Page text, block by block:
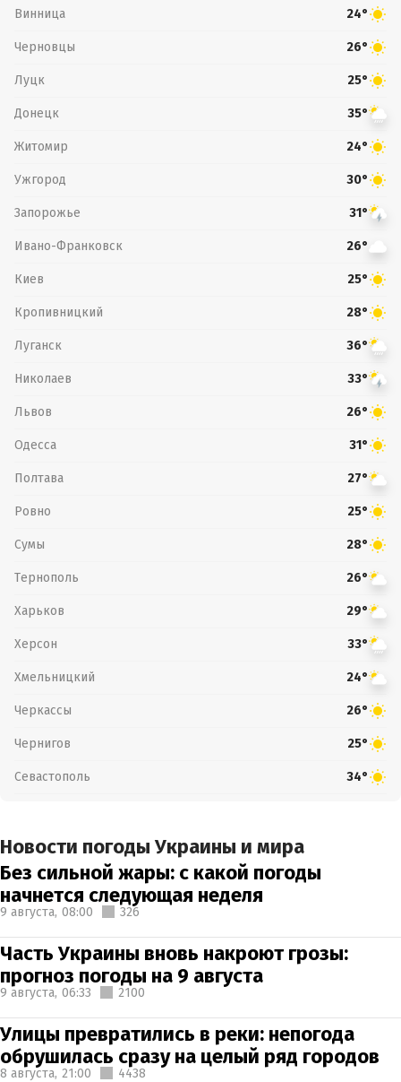
Винница 24°
Черновцы 26°
Луцк 25°
Донецк 35°
Житомир 24°
Ужгород 30°
Запорожье 31°
Ивано-Франковск 26°
Киев 25°
Кропивницкий 28°
Луганск 36°
Николаев 33°
Львов 26°
Одесса 31°
Полтава 27°
Ровно 25°
Сумы 28°
Тернополь 26°
Харьков 29°
Херсон 33°
Хмельницкий 24°
Черкассы 26°
Чернигов 25°
Севастополь 34°
Новости погоды Украины и мира
Без сильной жары: с какой погоды
начнется следующая неделя
9 августа, 08:00 326
Часть Украины вновь накроют грозы:
прогноз погоды на 9 августа
9 августа, 06:33 2100
Улицы превратились в реки: непогода
обрушилась сразу на целый ряд городов
8 августа, 21:00 4438